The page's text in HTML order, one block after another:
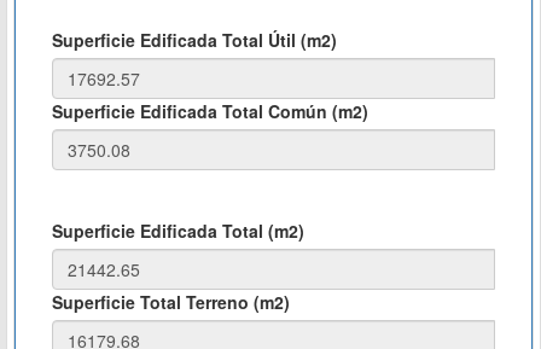
Superficie Edificada Total Útil (m2)
Superficie Edificada Total Común (m2)
Superficie Edificada Total (m2)
Superficie Total Terreno (m2)